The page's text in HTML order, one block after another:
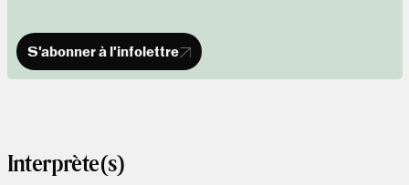
S'abonner à l'infolettre
Interprète(s)